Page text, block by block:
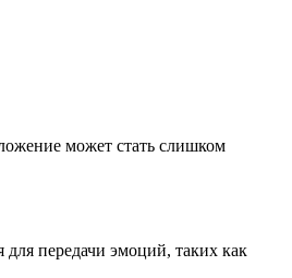
может стать слишком
передачи эмоций, таких как